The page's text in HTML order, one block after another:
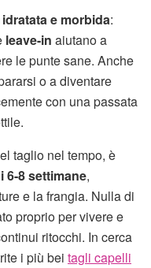
e morbida:
leave-in aiutano a
le punte sane. Anche
o a diventare
con una passata
taglio nel tempo, è
6-8 settimane,
e la frangia. Nulla di
proprio per vivere e
ritocchi. In cerca
i più bei tagli capelli